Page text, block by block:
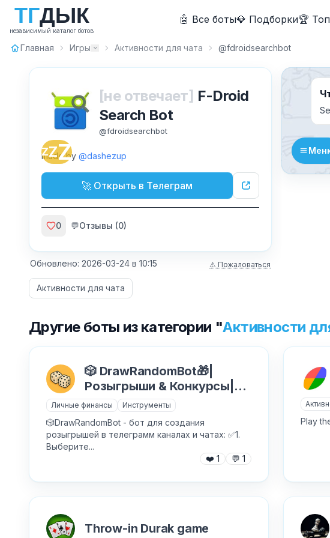
ТГДЫК
независимый каталог ботов
🤖 Все боты💎 Подборки🏆
Как
AI
Главная Игры Активности для чата @fdroidsearchbot
ZZZ
[не отвечает] F-Droid
Search Bot
@fdroidsearchbot
made by @dashezup
🚀 Открыть в Телеграм
0 💬Отзывы (0)
Обновлено: 2026-03-24 в 10:15 ⚠ Пожаловаться
Активности для чата
Другие боты из категории "Активности
🎲 DrawRandomBot🎁|
Розыгрыши & Конкурсы|
[Рандомайзер]
Личные финансы Инструменты
🎲DrawRandomBot - бот для создания
розыгрышей в телеграмм каналах и чатах: ✅1.
Выберите...
❤️ 1 💬 1
Play
Throw-in Durak game